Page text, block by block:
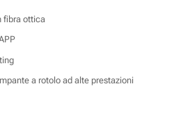
fibra ottica
a rotolo ad alte prestazioni